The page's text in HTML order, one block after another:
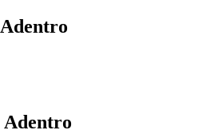
Adentro
Adentro